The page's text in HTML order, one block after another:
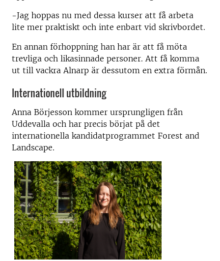
-Jag hoppas nu med dessa kurser att få arbeta
lite mer praktiskt och inte enbart vid skrivbordet.
En annan förhoppning han har är att få möta
trevliga och likasinnade personer. Att få komma
ut till vackra Alnarp är dessutom en extra förmån.
Internationell utbildning
Anna Börjesson kommer ursprungligen från
Uddevalla och har precis börjat på det
internationella kandidatprogrammet Forest and
Landscape.